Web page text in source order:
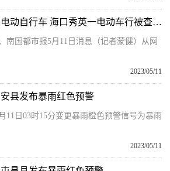
为迎合顾客喜好改装电动自行车 海口秀英一电动车行被查处_每日快播
南国都市报5月11日消息（记者蒙健）从网
2023/05/11
县发布暴雨红色预警
11日03时15分变更暴雨橙色预警信号为暴雨
2023/05/11